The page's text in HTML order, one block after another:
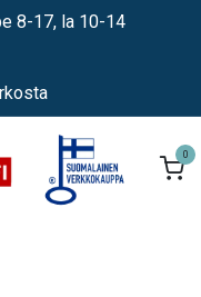
8-17, la 10-14
0